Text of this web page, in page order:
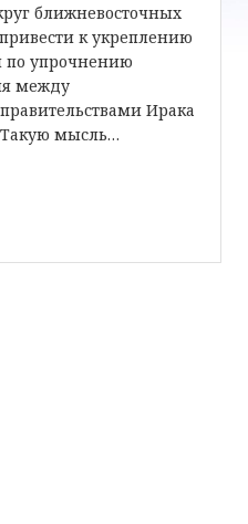
ближневосточных
к укреплению
по упрочнению
между
Ирака
мысль…